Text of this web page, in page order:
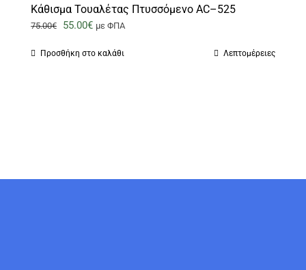
Κάθισμα Τουαλέτας Πτυσσόμενο AC–525
75.00€
Original
55.00€Ημε ΦΠΑ
Προσθήκη στο καλάθι Λεπτομέρειες